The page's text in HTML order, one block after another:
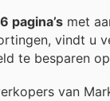
pagina’s met
vindt u
te besparen op
van